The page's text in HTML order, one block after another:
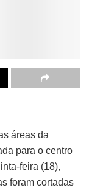
áreas da
para o centro
feira (18),
foram cortadas